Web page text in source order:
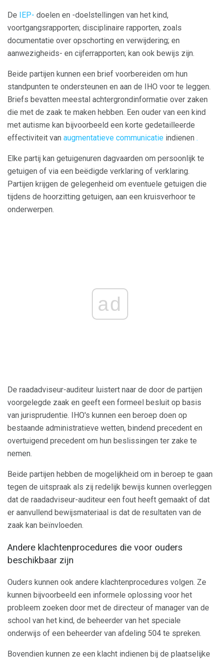
De IEP- doelen en -doelstellingen van het kind,
voortgangsrapporten; disciplinaire rapporten, zoals
documentatie over opschorting en verwijdering; en
aanwezigheids- en cijferrapporten; kan ook bewijs zijn.
Beide partijen kunnen een brief voorbereiden om hun
standpunten te ondersteunen en aan de IHO voor te leggen.
Briefs bevatten meestal achtergrondinformatie over zaken
die met de zaak te maken hebben. Een ouder van een kind
met autisme kan bijvoorbeeld een korte gedetailleerde
effectiviteit van augmentatieve communicatie indienen .
Elke partij kan getuigenuren dagvaarden om persoonlijk te
getuigen of via een beëdigde verklaring of verklaring.
Partijen krijgen de gelegenheid om eventuele getuigen die
tijdens de hoorzitting getuigen, aan een kruisverhoor te
onderwerpen.
ad
De raadadviseur-auditeur luistert naar de door de partijen
voorgelegde zaak en geeft een formeel besluit op basis
van jurisprudentie. IHO's kunnen een beroep doen op
bestaande administratieve wetten, bindend precedent en
overtuigend precedent om hun beslissingen ter zake te
nemen.
Beide partijen hebben de mogelijkheid om in beroep te gaan
tegen de uitspraak als zij redelijk bewijs kunnen overleggen
dat de raadadviseur-auditeur een fout heeft gemaakt of dat
er aanvullend bewijsmateriaal is dat de resultaten van de
zaak kan beïnvloeden.
Andere klachtenprocedures die voor ouders
beschikbaar zijn
Ouders kunnen ook andere klachtenprocedures volgen. Ze
kunnen bijvoorbeeld een informele oplossing voor het
probleem zoeken door met de directeur of manager van de
school van het kind, de beheerder van het speciale
onderwijs of een beheerder van afdeling 504 te spreken.
Bovendien kunnen ze een klacht indienen bij de plaatselijke